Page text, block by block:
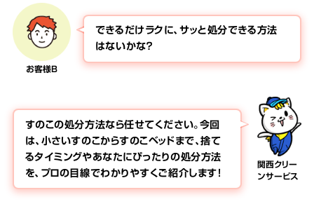
お客様B
できるだけラクに、サッと処分できる方法
はないかな？
関西クリー
ンサービス
すのこの処分方法なら任せてください。今回
は、小さいすのこからすのこベッドまで、捨て
るタイミングやあなたにぴったりの処分方法
を、プロの目線でわかりやすくご紹介します！